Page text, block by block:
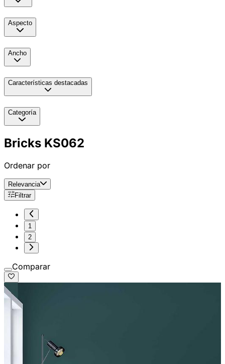
Aspecto
Ancho
Características destacadas
Categoría
Bricks KS062
Ordenar por
Relevancia
Filtrar
1
2
Comparar